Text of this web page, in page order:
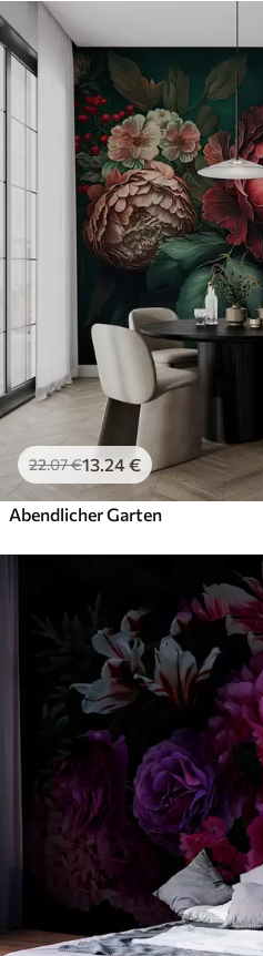
22.07€13 .24€
Abendlicher Garten